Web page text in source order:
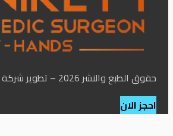
حقوق الطبع والنشر 2026 – تطوير شركة
احجز الان